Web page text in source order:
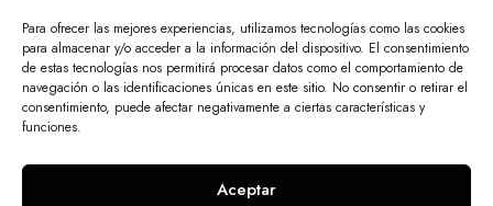
Para ofrecer las mejores experiencias, utilizamos tecnologías como las cookies
para almacenar y/o acceder a la información del dispositivo. El consentimiento
de estas tecnologías nos permitirá procesar datos como el comportamiento de
navegación o las identificaciones únicas en este sitio. No consentir o retirar el
consentimiento, puede afectar negativamente a ciertas características y
funciones.
Aceptar
Noticias
Aviso Legal
Politicas Cookies